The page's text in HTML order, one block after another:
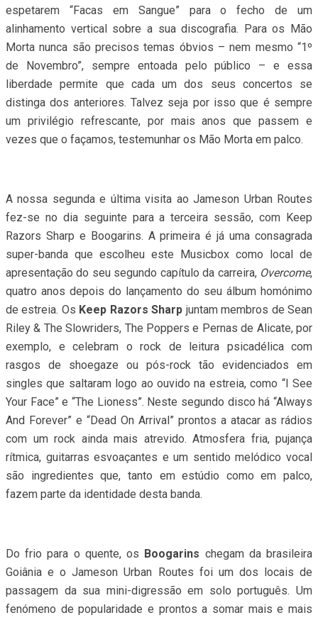
espetarem “Facas em Sangue” para o fecho de um
alinhamento vertical sobre a sua discografia. Para os Mão
Morta nunca são precisos temas óbvios – nem mesmo “1º
de Novembro”, sempre entoada pelo público – e essa
liberdade permite que cada um dos seus concertos se
distinga dos anteriores. Talvez seja por isso que é sempre
um privilégio refrescante, por mais anos que passem e
vezes que o façamos, testemunhar os Mão Morta em palco.
A nossa segunda e última visita ao Jameson Urban Routes
fez-se no dia seguinte para a terceira sessão, com Keep
Razors Sharp e Boogarins. A primeira é já uma consagrada
super-banda que escolheu este Musicbox como local de
apresentação do seu segundo capítulo da carreira, Overcome,
quatro anos depois do lançamento do seu álbum homónimo
de estreia. Os Keep Razors Sharp juntam membros de Sean
Riley & The Slowriders, The Poppers e Pernas de Alicate, por
exemplo, e celebram o rock de leitura psicadélica com
rasgos de shoegaze ou pós-rock tão evidenciados em
singles que saltaram logo ao ouvido na estreia, como “I See
Your Face” e “The Lioness”. Neste segundo disco há “Always
And Forever” e “Dead On Arrival” prontos a atacar as rádios
com um rock ainda mais atrevido. Atmosfera fria, pujança
rítmica, guitarras esvoaçantes e um sentido melódico vocal
são ingredientes que, tanto em estúdio como em palco,
fazem parte da identidade desta banda.
Do frio para o quente, os Boogarins chegam da brasileira
Goiânia e o Jameson Urban Routes foi um dos locais de
passagem da sua mini-digressão em solo português. Um
fenómeno de popularidade e prontos a somar mais e mais